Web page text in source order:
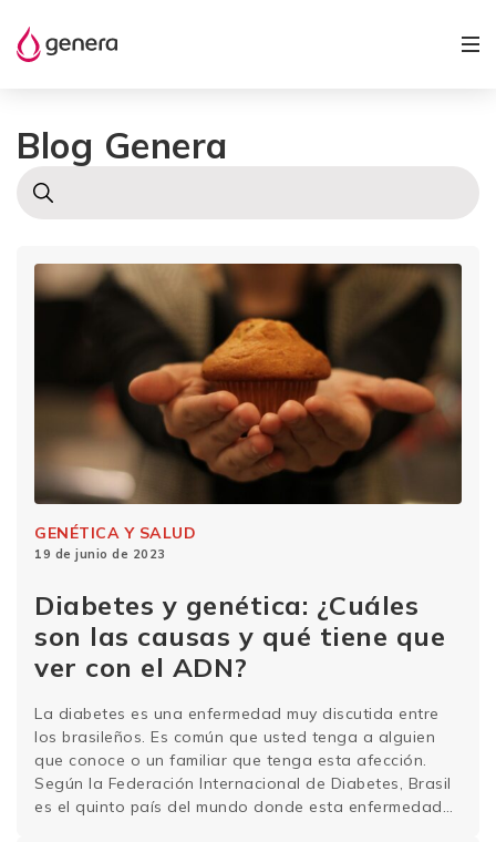
Blog Genera
GENÉTICA Y SALUD
19 de junio de 2023
Diabetes y genética: ¿Cuáles
son las causas y qué tiene que
ver con el ADN?
La diabetes es una enfermedad muy discutida entre
los brasileños. Es común que usted tenga a alguien
que conoce o un familiar que tenga esta afección.
Según la Federación Internacional de Diabetes, Brasil
es el quinto país del mundo donde esta enfermedad